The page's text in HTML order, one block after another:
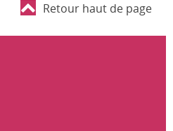
Retour haut de page